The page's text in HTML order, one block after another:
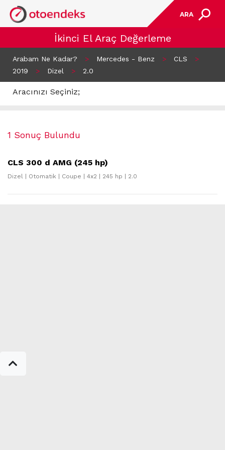
ARA
İkinci El Araç Değerleme
Arabam Ne Kadar? > Mercedes - Benz > CLS
>
2019
> Dizel > 2.0
Aracınızı Seçiniz;
1 Sonuç Bulundu
CLS 300 d AMG (245 hp)
Dizel | Otomatik | Coupe | 4x2 | 245 hp | 2.0